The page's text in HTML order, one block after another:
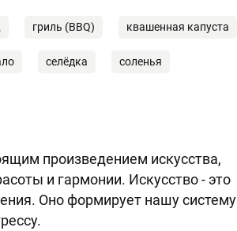
гриль (BBQ) квашенная капуста
селёдка соленья
произведением искусства,
и гармонии. Искусство - это
Оно формирует нашу систему